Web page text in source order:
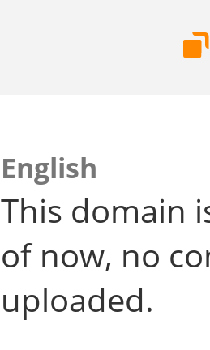
English
This domain
of now, no
uploaded.